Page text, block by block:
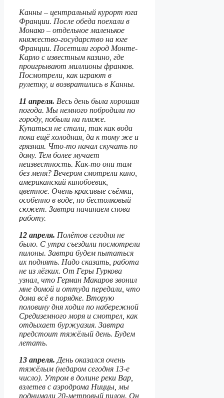
Канны – центральный курорт юга
Франции. После обеда поехали в
Монако – отдельное маленькое
княжество-государство на юге
Франции. Посетили город Монте-
Карло с известным казино, где
проигрывают миллионы франков.
Посмотрели, как играют в
рулетку, и возвратились в Канны.
11 апреля. Весь день была хорошая
погода. Мы немного побродили по
городу, побыли на пляже.
Купаться не стали, так как вода
пока ещё холодная, да к тому же и
грязная. Что-то начал скучать по
дому. Тем более мучает
неизвестность. Как-то они там
без меня? Вечером смотрели кино,
американский кинобоевик,
цветное. Очень красивые съёмки,
особенно в воде, но бестолковый
сюжет. Завтра начинаем снова
работу.
12 апреля. Полётов сегодня не
было. С утра съездили посмотрели
пилоны. Завтра будем пытаться
их поднять. Надо сказать, работа
не из лёгких. От Геры Гуркова
узнал, что Герман Макаров звонил
мне домой и оттуда передали, что
дома всё в порядке. Вторую
половину дня ходил по набережной
Средиземного моря и смотрел, как
отдыхает буржуазия. Завтра
предстоит тяжёлый день. Будем
летать.
13 апреля. День оказался очень
тяжёлым (недаром сегодня 13-е
число). Утром в долине реки Вар,
взлетев с аэродрома Ниццы, мы
поднимали 20-метровый пилон. Он